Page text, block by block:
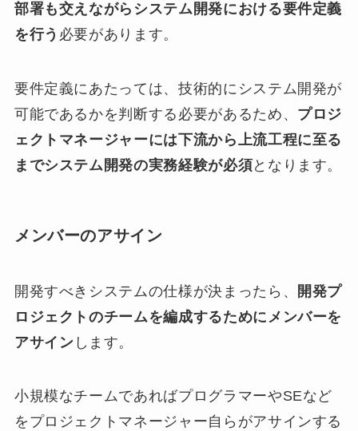
部署も交えながらシステム開発における要件定義
を行う 必要があります。
要件定義にあたっては、技術的にシステム開発が
可能であるかを判断する必要があるため、 プロジ
ェクトマネージャーには下流から上流工程に至る
までシステム開発の実務経験が必須となります。
メンバーのアサイン
開発すべきシステムの仕様が決まったら、
開発プ
ロジェクトのチームを編成するためにメンバーを
アサイン します。
小規模なチームであればプログラマーやSEなど
をプロジェクトマネージャー自らがアサインする